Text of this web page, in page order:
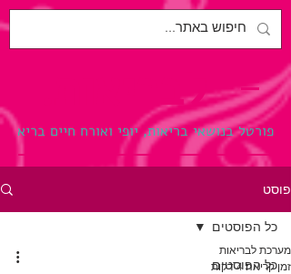
לבריאות.
פורטל בנושאי בריאות, יופי ואורח חיים בריא
פוסט
כל הפוסטים
כל הפוסטים
מערכת לבריאות
זמן קריאה 4 דקות